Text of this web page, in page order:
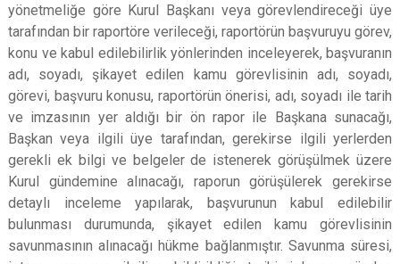
yönetmeliğe göre Kurul Başkanı veya görevlendireceği üye
tarafından bir raportöre verileceği, raportörün başvuruyu görev,
konu ve kabul edilebilirlik yönlerinden inceleyerek, başvuranın
adı, soyadı, şikayet edilen kamu görevlisinin adı, soyadı,
görevi, başvuru konusu, raportörün önerisi, adı, soyadı ile tarih
ve imzasının yer aldığı bir ön rapor ile Başkana sunacağı,
Başkan veya ilgili üye tarafından, gerekirse ilgili yerlerden
gerekli ek bilgi ve belgeler de istenerek görüşülmek üzere
Kurul gündemine alınacağı, raporun görüşülerek gerekirse
detaylı inceleme yapılarak, başvurunun kabul edilebilir
bulunması durumunda, şikayet edilen kamu görevlisinin
savunmasının alınacağı hükme bağlanmıştır. Savunma süresi,